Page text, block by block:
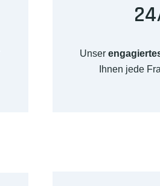
Unser
Ihnen jede